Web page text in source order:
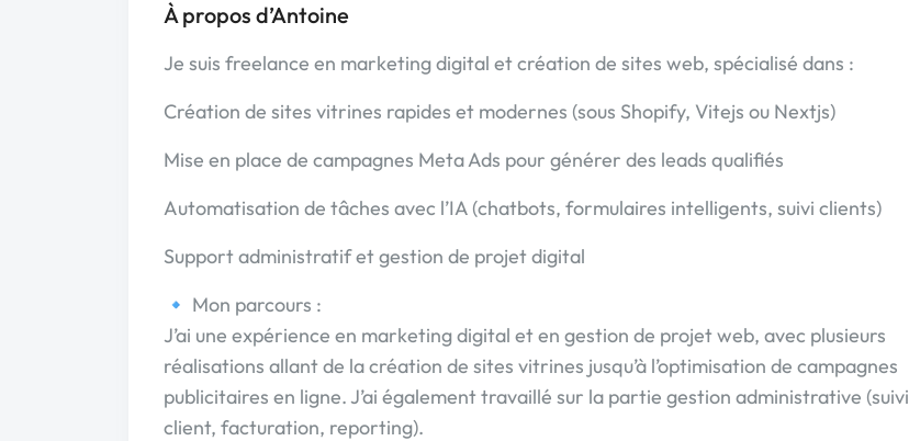
À propos d’Antoine
Je suis freelance en marketing digital et création de sites web, spécialisé dans :
Création de sites vitrines rapides et modernes (sous Shopify, Vitejs ou Nextjs)
Mise en place de campagnes Meta Ads pour générer des leads qualifiés
Automatisation de tâches avec l’IA (chatbots, formulaires intelligents, suivi clients)
Support administratif et gestion de projet digital
🔹 Mon parcours :
J’ai une expérience en marketing digital et en gestion de projet web, avec plusieurs
réalisations allant de la création de sites vitrines jusqu’à l’optimisation de campagnes
publicitaires en ligne. J’ai également travaillé sur la partie gestion administrative (suivi
client, facturation, reporting).